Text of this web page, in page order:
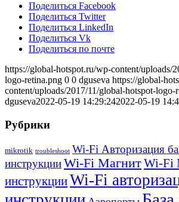
Поделиться Facebook
Поделиться Twitter
Поделиться LinkedIn
Поделиться Vk
Поделиться по почте
https://global-hotspot.ru/wp-content/uploads/
logo-retina.png 0 0 dguseva https://global-
content/uploads/2017/11/global-hotspot-logo-
dguseva2022-05-19 14:29:242022-05-19
Рубрики
mikrotik troubleshoot Wi-Fi Авторизация
инструкцииWi-Fi МагнитWi-Fi
инструкцииWi-Fi